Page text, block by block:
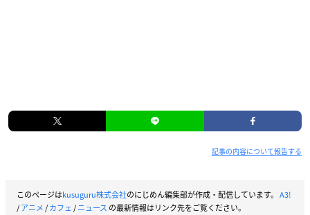
記事の内容について報告する
このページはkusuguru株式会社のにじめん編集部が作成・配信しています。 A3!
/アニメ/カフェ/ニュース の最新情報はリンク先をご覧ください。